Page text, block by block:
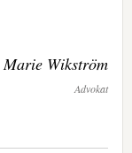
Marie Wikström
Advokat